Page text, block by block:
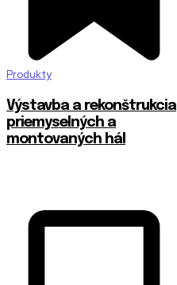
Produkty
Výstavba a rekonštrukcia
priemyselných a
montovaných hál